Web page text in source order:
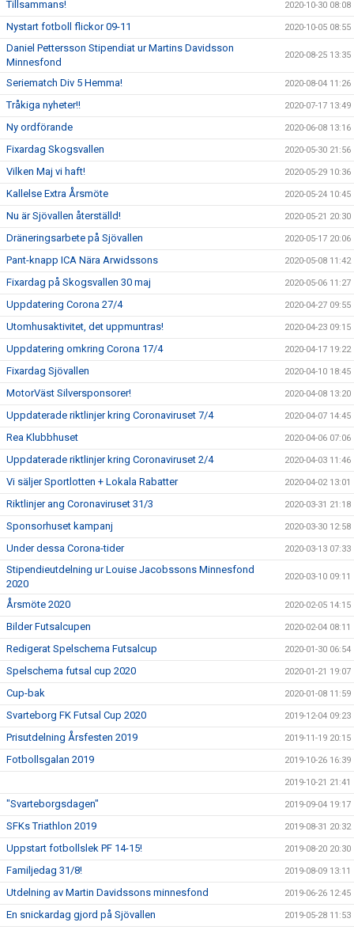
Tillsammans! 2020-10-30 08:08
Nystart fotboll flickor 09-11 2020-10-05 08:55
Daniel Pettersson Stipendiat ur Martins Davidsson
Minnesfond
2020-08-25 13:35
Seriematch Div 5 Hemma! 2020-08-04 11:26
Tråkiga nyheter!! 2020-07-17 13:49
Ny ordförande 2020-06-08 13:16
Fixardag Skogsvallen 2020-05-30 21:56
Vilken Maj vi haft! 2020-05-29 10:36
Kallelse Extra Årsmöte 2020-05-24 10:45
Nu är Sjövallen återställd! 2020-05-21 20:30
Dräneringsarbete på Sjövallen 2020-05-17 20:06
Pant-knapp ICA Nära Arwidssons 2020-05-08 11:42
Fixardag på Skogsvallen 30 maj 2020-05-06 11:27
Uppdatering Corona 27/4 2020-04-27 09:55
Utomhusaktivitet, det uppmuntras! 2020-04-23 09:15
Uppdatering omkring Corona 17/4 2020-04-17 19:22
Fixardag Sjövallen 2020-04-10 18:45
MotorVäst Silversponsorer! 2020-04-08 13:20
Uppdaterade riktlinjer kring Coronaviruset 7/4 2020-04-07 14:45
Rea Klubbhuset 2020-04-06 07:06
Uppdaterade riktlinjer kring Coronaviruset 2/4 2020-04-03 11:46
Vi säljer Sportlotten + Lokala Rabatter 2020-04-02 13:01
Riktlinjer ang Coronaviruset 31/3 2020-03-31 21:18
Sponsorhuset kampanj 2020-03-30 12:58
Under dessa Corona-tider 2020-03-13 07:33
Stipendieutdelning ur Louise Jacobssons Minnesfond
2020
2020-03-10 09:11
Årsmöte 2020 2020-02-05 14:15
Bilder Futsalcupen 2020-02-04 08:11
Redigerat Spelschema Futsalcup 2020-01-30 06:54
Spelschema futsal cup 2020 2020-01-21 19:07
Cup-bak 2020-01-08 11:59
Svarteborg FK Futsal Cup 2020 2019-12-04 09:23
Prisutdelning Årsfesten 2019 2019-11-19 20:15
Fotbollsgalan 2019 2019-10-26 16:39
2019-10-21 21:41
"Svarteborgsdagen" 2019-09-04 19:17
SFKs Triathlon 2019 2019-08-31 20:32
Uppstart fotbollslek PF 14-15! 2019-08-20 20:30
Familjedag 31/8! 2019-08-09 13:11
Utdelning av Martin Davidssons minnesfond 2019-06-26 12:45
En snickardag gjord på Sjövallen 2019-05-28 11:53